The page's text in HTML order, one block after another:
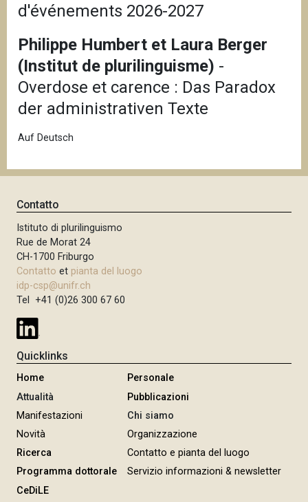
d'événements 2026-2027
Philippe Humbert et Laura Berger
(Institut de plurilinguisme) -
Overdose et carence : Das Paradox
der administrativen Texte
Auf Deutsch
Contatto
Istituto di plurilinguismo
Rue de Morat 24
CH-1700 Friburgo
Contatto et pianta del luogo
idp-csp@unifr.ch
Tel +41 (0)26 300 67 60
Quicklinks
Home
Attualità
Manifestazioni
Novità
Ricerca
Programma dottorale
CeDiLE
Personale
Pubblicazioni
Chi siamo
Organizzazione
Contatto e pianta del luogo
Servizio informazioni & newsletter